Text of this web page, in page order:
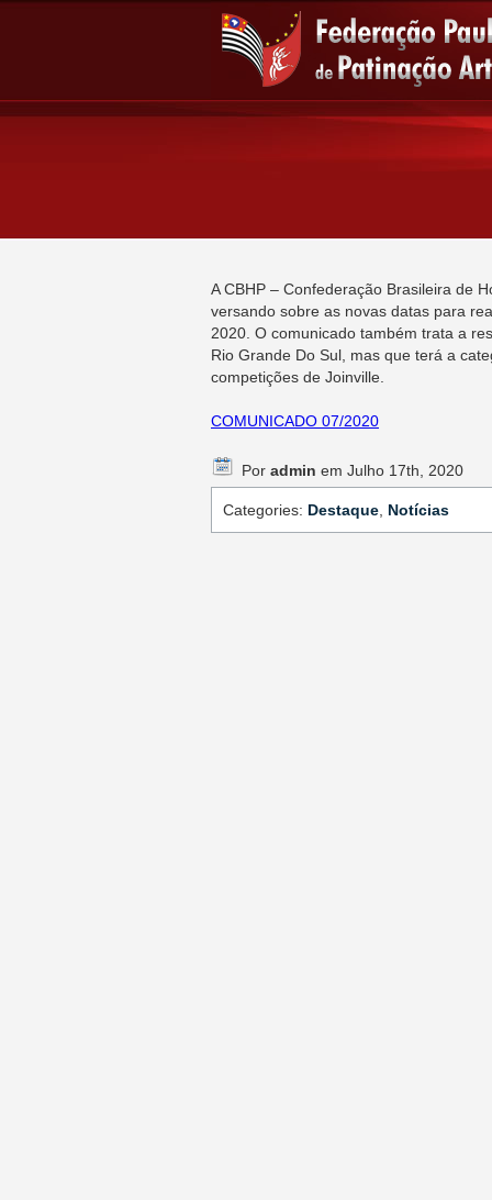
A CBHP – Confederação Brasileira de
versando sobre as novas datas para
2020. O comunicado também trata a
Rio Grande Do Sul, mas que terá a
competições de Joinville.
COMUNICADO 07/2020
Por admin em Julho 17th, 2020
Categories: Destaque Notícias